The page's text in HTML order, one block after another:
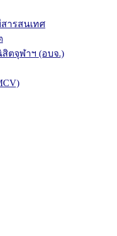
ารสนเทศ
ตจุฬาฯ (อบจ.)